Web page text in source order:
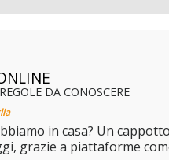
DA CONOSCERE
in casa? Un
grazie a piattaforme